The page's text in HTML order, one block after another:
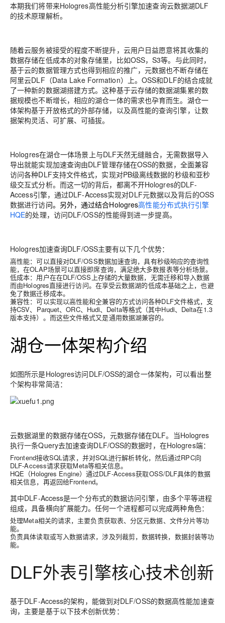
本期我们将带来Hologres高性能分析引擎加速查询云数据湖DLF
的技术原理解析。
随着云服务被接受的程度不断提升，云用户日益愿意将其收集的
数据存储在低成本的对象存储里，比如OSS，S3等。与此同时，
基于云的数据管理方式也得到相应的推广，元数据也不断存储在
阿里云DLF（Data Lake Formation）上。OSS和DLF的结合成就
了一种新的数据湖搭建方式。这种基于云存储的数据湖集累的数
据规模也不断增长，相应的湖仓一体的需求也孕育而生。湖仓一
体架构基于开放格式的外部存储，以及高性能的查询引擎，让数
据架构灵活、可扩展、可插拔。
Hologres在湖仓一体场景上与DLF天然无缝融合，无需数据导入
导出就能实现加速查询由DLF管理存储在OSS的数据，全面兼容
访问各种DLF支持文件格式，实现对PB级离线数据的秒级和亚秒
级交互式分析。而这一切的背后，都离不开Hologres的DLF-
Access引擎，通过DLF-Access实现对DLF元数据以及背后的OSS
数据进行访问。另外，通过结合Hologres高性能分布式执行引擎
HQE的处理，访问DLF/OSS的性能得到进一步提高。
Hologres加速查询DLF/OSS主要有以下几个优势：
高性能：可以直接对DLF/OSS数据加速查询，具有秒级响应的查询性
能，在OLAP场景可以直接即席查询，满足绝大多数报表等分析场景。
低成本： 用户在在DLF/OSS上存储的大量数据，无需迁移和导入数据
而由Hologres直接进行访问。在享受云数据湖的低成本基础之上，也避
免了数据迁移成本。
兼容性：可以实现以高性能和全兼容的方式访问各种DLF文件格式，支
持CSV、Parquet、ORC、Hudi、Delta等格式（其中Hudi、Delta在1.3
版本支持）。而这些文件格式又是通用数据湖兼容的。
湖仓一体架构介绍
如图所示是Hologres访问DLF/OSS的湖仓一体架构，可以看出整
个架构非常简洁：
云数据湖里的数据存储在OSS，元数据存储在DLF。当Hologres
执行一条Query去加速查询DLF/OSS的数据时，在Hologres端：
Frontend接收SQL请求，并对SQL进行解析转化，然后通过RPC向
DLF-Access请求获取Meta等相关信息。
HQE（Hologres Engine）通过DLF-Access获取OSS/DLF具体的数据
相关信息，再返回给Frontend。
其中DLF-Access是一个分布式的数据访问引擎，由多个平等进程
组成，具备横向扩展能力。任何一个进程都可以完成两种角色：
处理Meta相关的请求，主要负责获取表、分区元数据、文件分片等功
能。
负责具体读取或写入数据请求，涉及列裁剪，数据转换，数据封装等功
能。
DLF外表引擎核心技术创新
基于DLF-Access的架构，能做到对DLF/OSS的数据高性能加速查
询，主要是基于以下技术创新优势：